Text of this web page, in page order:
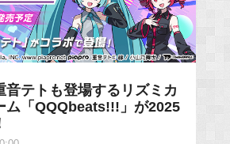
音テトも登場するリズミカ
ム「QQQbeats!!!」が2025